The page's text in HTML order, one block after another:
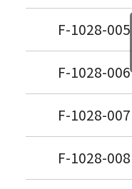
F-1028-005
F-1028-006
F-1028-007
F-1028-008